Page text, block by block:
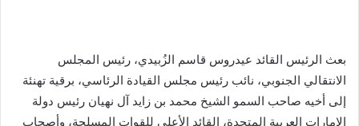
بعث الرئيس القائد عيدروس قاسم الزُبيدي، رئيس المجلس
الانتقالي الجنوبي، نائب رئيس مجلس القيادة الرئاسي، برقية تهنئة
إلى أخيه صاحب السمو الشيخ محمد بن زايد آل نهيان رئيس دولة
الإمارات العربية المتحدة، القائد الأعلى للقوات المسلحة، وأصحاب